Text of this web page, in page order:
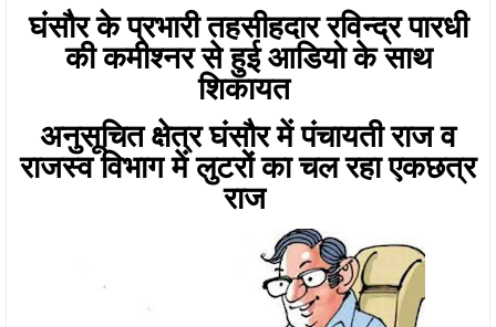
घंसौर के प्रभारी तहसीहदार रविन्द्र पारधी
की कमीश्नर से हुई आडियो के साथ
शिकायत
अनुसूचित क्षेत्र घंसौर में पंचायती राज व
राजस्व विभाग में लुटरों का चल रहा एकछत्र
राज